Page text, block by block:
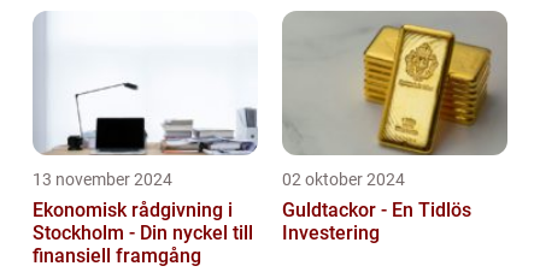
13 november 2024
Ekonomisk rådgivning i
Stockholm - Din nyckel till
finansiell framgång
02 oktober 2024
Guldtackor - En Tidlös
Investering